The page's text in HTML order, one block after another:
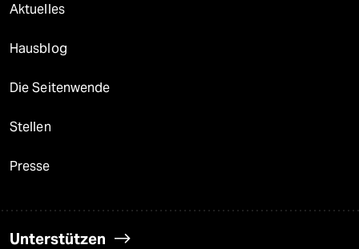
Aktuelles
Hausblog
Die Seitenwende
Stellen
Presse
Unterstützen